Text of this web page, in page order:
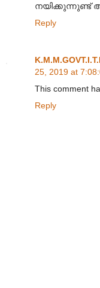
നയിക്കുന്നുണ്ട്
Reply
25, 2019 at
This comment
Reply